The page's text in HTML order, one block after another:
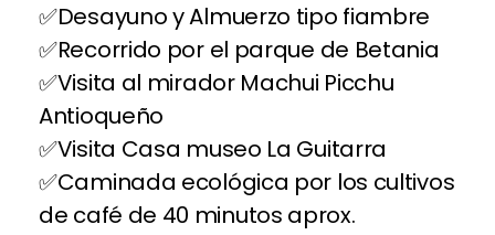
Desayuno y Almuerzo tipo fiambre
Recorrido por el parque de Betania
Visita al mirador Machui Picchu
Antioqueño
Visita Casa museo La Guitarra
Caminada ecológica por los cultivos
de café de 40 minutos aprox.